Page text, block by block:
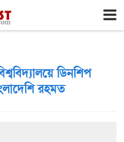
শ্রাবণ ১৪৩৩
ডিনশিপ
রহমত